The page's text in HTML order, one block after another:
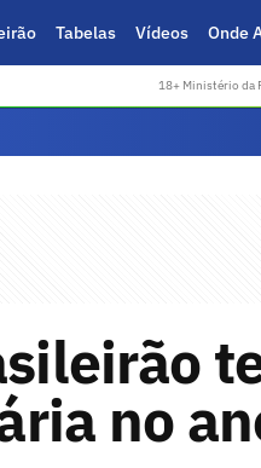
Tabelas Vídeos Onde
18+ Ministério da
no